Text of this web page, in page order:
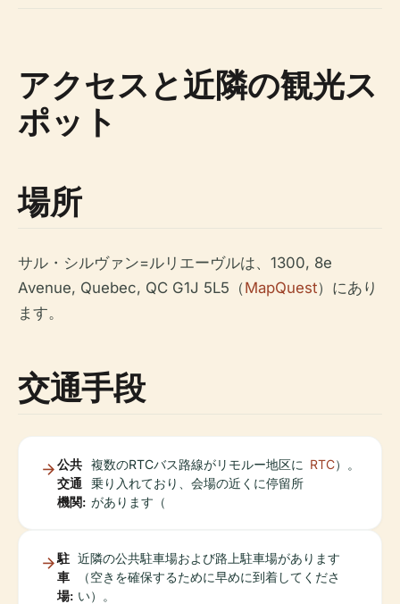
アクセスと近隣の観光ス
ポット
場所
サル・シルヴァン=ルリエーヴルは、1300, 8e
Avenue, Quebec, QC G1J 5L5（MapQuest）にあり
ます。
交通手段
公共
交通
機関:
複数のRTCバス路線がリモルー地区に
乗り入れており、会場の近くに停留所
があります（
RTC）。
駐
車
場:
近隣の公共駐車場および路上駐車場があります
（空きを確保するために早めに到着してくださ
い）。